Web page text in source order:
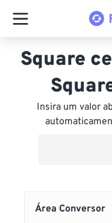
Square
Insira um valor